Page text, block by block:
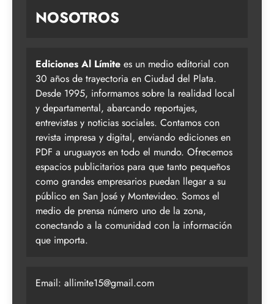
NOSOTROS
Ediciones Al Límite es un medio editorial con
30 años de trayectoria en Ciudad del Plata.
Desde 1995, informamos sobre la realidad local
y departamental, abarcando reportajes,
entrevistas y noticias sociales. Contamos con
revista impresa y digital, enviando ediciones en
PDF a uruguayos en todo el mundo. Ofrecemos
espacios publicitarios para que tanto pequeños
como grandes empresarios puedan llegar a su
público en San José y Montevideo. Somos el
medio de prensa número uno de la zona,
conectando a la comunidad con la información
que importa.
Email: allimite15@gmail.com